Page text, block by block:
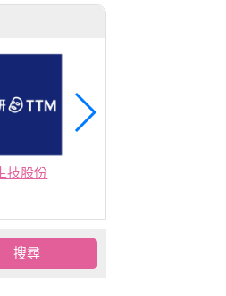
佐見啦生技股份有限公司